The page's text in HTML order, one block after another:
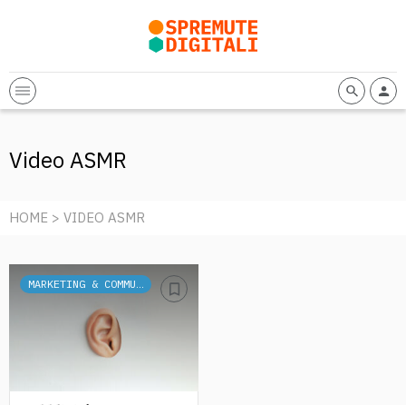
Video ASMR
HOME > VIDEO ASMR
MARKETING & COMMUNICATION